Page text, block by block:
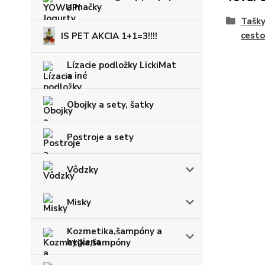
a mačky
IS PET AKCIA 1+1=3!!!!
Lízacie podložky LickiMat
a iné
Obojky a sety, šatky
Postroje a sety
Vôdzky
Misky
Kozmetika,šampóny a
hygiena